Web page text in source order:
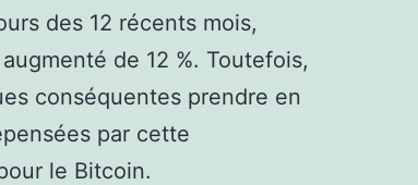
des 12 récents mois,
de 12 %. Toutefois,
conséquentes prendre en
par cette
le Bitcoin.